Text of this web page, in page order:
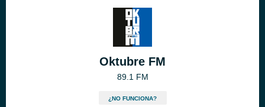
Oktubre FM
89.1 FM
¿NO FUNCIONA?